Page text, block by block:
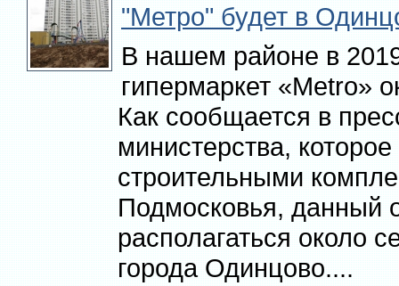
"Метро" будет в
В нашем районе в
гипермаркет «Metro»
Как сообщается в
министерства,
строительными
Подмосковья, данный
располагаться около
города Одинцово....